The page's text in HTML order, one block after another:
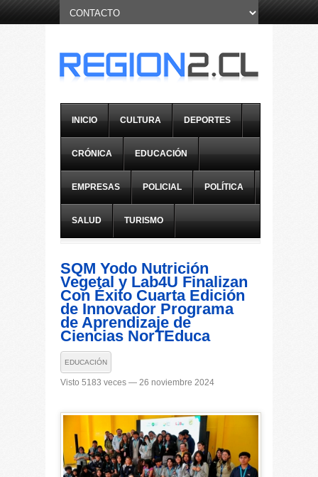
INICIO CULTURA DEPORTES
CRÓNICA EDUCACIÓN
EMPRESAS POLICIAL POLÍTICA
SALUD TURISMO
SQM Yodo Nutrición
Vegetal y Lab4U Finalizan
Con Éxito Cuarta Edición
de Innovador Programa
de Aprendizaje de
Ciencias NorTEduca
EDUCACIÓN
Visto 5183 veces — 26 noviembre 2024